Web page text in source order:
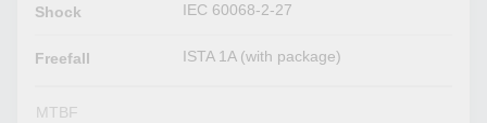
Shock IEC 60068-2-27
Freefall ISTA 1A (with package)
MTBF